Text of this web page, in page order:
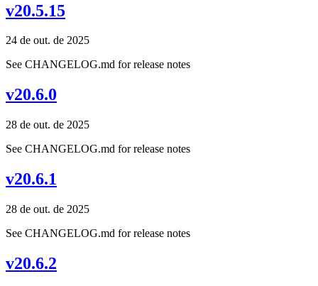
v20.5.15
24 de out. de 2025
See CHANGELOG.md for release notes
v20.6.0
28 de out. de 2025
See CHANGELOG.md for release notes
v20.6.1
28 de out. de 2025
See CHANGELOG.md for release notes
v20.6.2